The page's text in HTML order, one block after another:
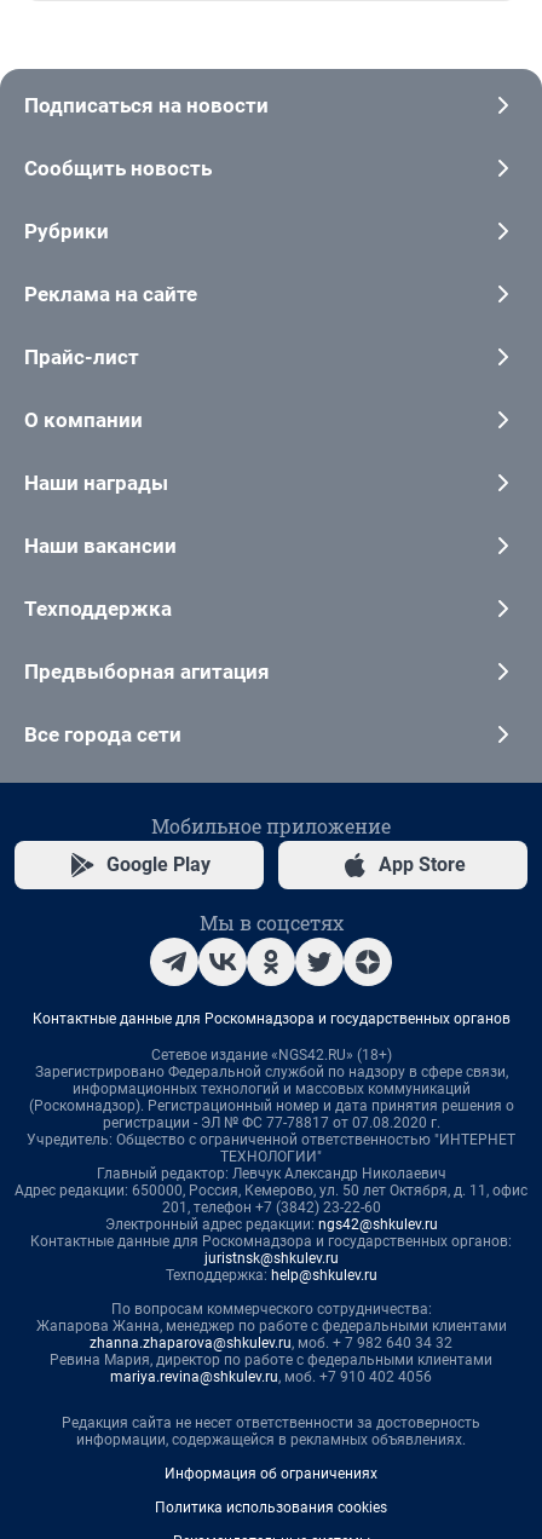
Подписаться на новости
Сообщить новость
Рубрики
Реклама на сайте
Прайс-лист
О компании
Наши награды
Наши вакансии
Техподдержка
Предвыборная агитация
Все города сети
Мобильное приложение
Google Play App Store
Мы в соцсетях
Контактные данные для Роскомнадзора и государственных органов
Сетевое издание «NGS42.RU» (18+)
Зарегистрировано Федеральной службой по надзору в сфере связи,
информационных технологий и массовых коммуникаций
(Роскомнадзор). Регистрационный номер и дата принятия решения о
регистрации - ЭЛ № ФС 77-78817 от 07.08.2020 г.
Учредитель: Общество с ограниченной ответственностью "ИНТЕРНЕТ
ТЕХНОЛОГИИ"
Главный редактор: Левчук Александр Николаевич
Адрес редакции: 650000, Россия, Кемерово, ул. 50 лет Октября, д. 11, офис
201, телефон +7 (3842) 23-22-60
Электронный адрес редакции: ngs42@shkulev.ru
Контактные данные для Роскомнадзора и государственных органов:
juristnsk@shkulev.ru
Техподдержка: help@shkulev.ru
По вопросам коммерческого сотрудничества:
Жапарова Жанна, менеджер по работе с федеральными клиентами
zhanna.zhaparova@shkulev.ru, моб. + 7 982 640 34 32
Ревина Мария, директор по работе с федеральными клиентами
mariya.revina@shkulev.ru, моб. +7 910 402 4056
Редакция сайта не несет ответственности за достоверность
информации, содержащейся в рекламных объявлениях.
Информация об ограничениях
Политика использования cookies